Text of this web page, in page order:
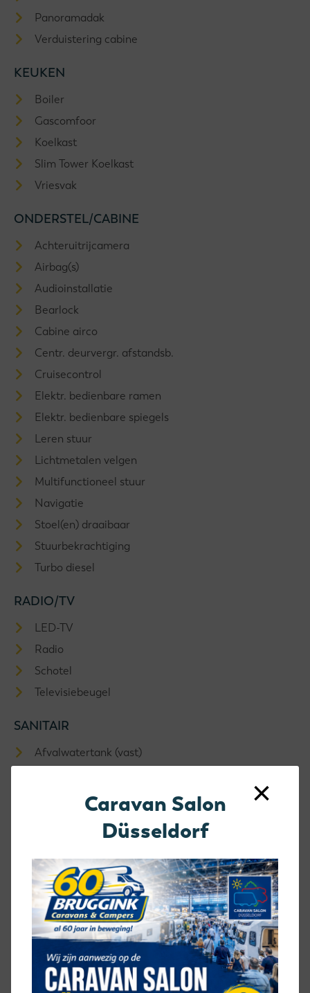
Panoramadak
Verduistering cabine
KEUKEN
Boiler
Gascomfoor
Koelkast
Slim Tower Koelkast
Vriesvak
ONDERSTEL/CABINE
Achteruitrijcamera
Airbag(s)
Audioinstallatie
Bearlock
Cabine airco
Centr. deurvergr. afstandsb.
Cruisecontrol
Elektr. bedienbare ramen
Elektr. bedienbare spiegels
Leren stuur
Lichtmetalen velgen
Multifunctioneel stuur
Navigatie
Stoel(en) draaibaar
Stuurbekrachtiging
Turbo diesel
RADIO/TV
LED-TV
Radio
Schotel
Televisiebeugel
SANITAIR
Afvalwatertank (vast)
Toilet/Wasruimte
SLAAPCOMFORT
Koudschuim Matras
Lattenbodem
VERWARMING
Ringverwarming
Caravan Salon
Düsseldorf
×